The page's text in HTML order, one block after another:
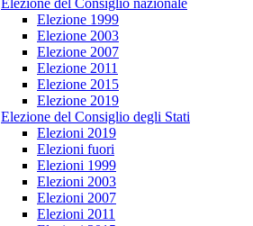
Elezione del Consiglio nazionale
Elezione 1999
Elezione 2003
Elezione 2007
Elezione 2011
Elezione 2015
Elezione 2019
Elezione del Consiglio degli Stati
Elezioni 2019
Elezioni fuori
Elezioni 1999
Elezioni 2003
Elezioni 2007
Elezioni 2011